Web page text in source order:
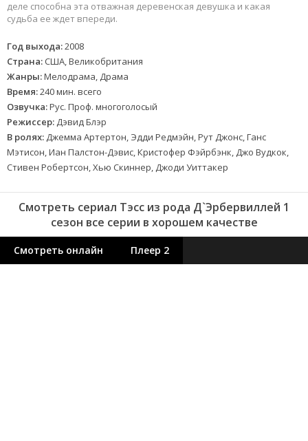
деле способна эта отважная деревенская девушка и какая
судьба ее ждет впереди.
Год выхода:2008
Страна: США, Великобритания
Жанры:Мелодрама, Драма
Время:240 мин. всего
Озвучка:Рус. Проф. многоголосый
Режиссер: Дэвид Блэр
В ролях: Джемма Артертон, Эдди Редмэйн, Рут Джонс, Ганс
Мэтисон, Иан Палстон-Дэвис, Кристофер Фэйрбэнк, Джо Вудкок,
Стивен Робертсон, Хью Скиннер, Джоди Уиттакер
Смотреть сериал Тэсс из рода Д`Эрбервиллей 1
сезон все серии в хорошем качестве
Смотреть онлайн Плеер 2